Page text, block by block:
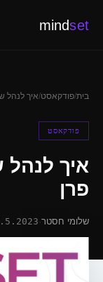
mindset
בית/פודקאסט/איך לנהל
פודקאסט
איך לנהל
פרן
שלומי חסטר·